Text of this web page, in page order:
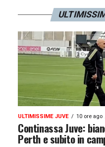
ULTIMISSIME JUVE 10 ore ago
Continassa Juve:
Perth e subito in